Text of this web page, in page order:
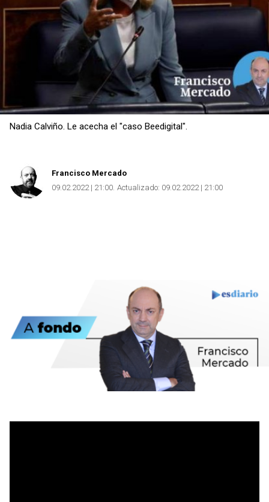
Copiar
Nadia Calviño. Le acecha el "caso Beedigital".
Francisco Mercado
09.02.2022 | 21:00 Actualizado: 09.02.2022 | 21:00